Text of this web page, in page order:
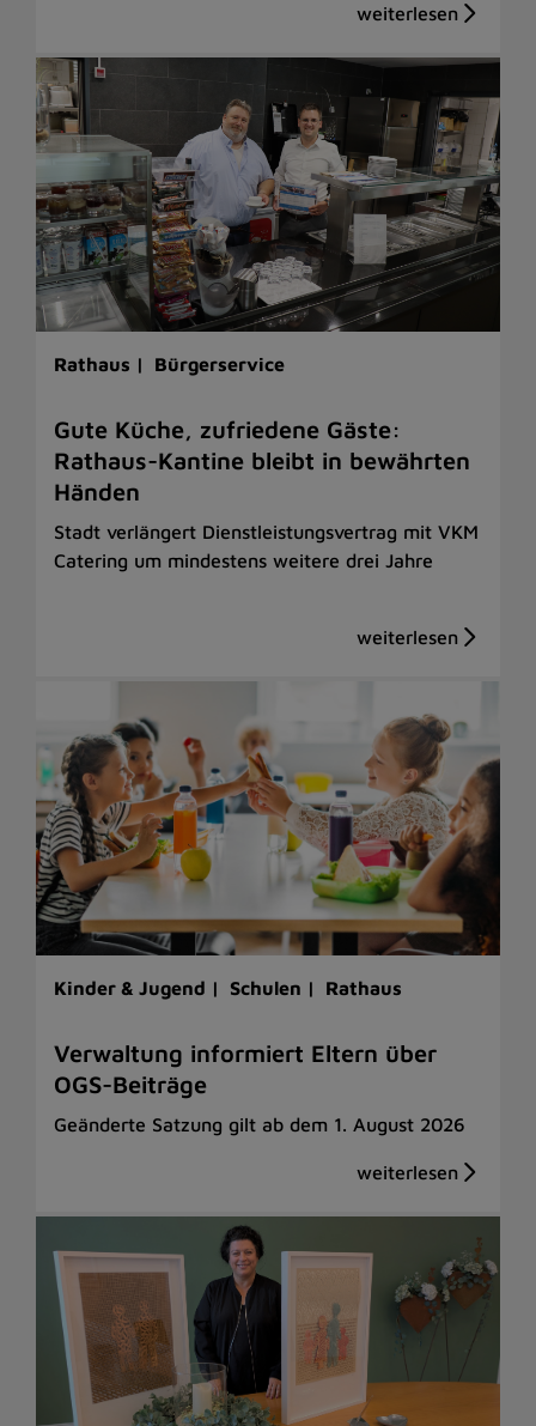
Rathaus | Bürgerservice
Gute Küche, zufriedene Gäste:
Rathaus-Kantine bleibt in bewährten
Händen
Stadt verlängert Dienstleistungsvertrag mit VKM
Catering um mindestens weitere drei Jahre
Kinder & Jugend | Schulen | Rathaus
Verwaltung informiert Eltern über
OGS-Beiträge
Geänderte Satzung gilt ab dem 1. August 2026